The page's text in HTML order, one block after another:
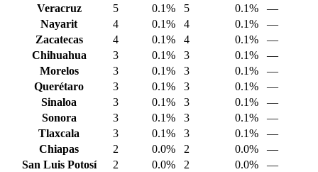
Veracruz
5 0.1% 5 0.1%
—
Nayarit
4 0.1% 4 0.1%
—
Zacatecas
4 0.1% 4 0.1%
—
Chihuahua
3 0.1% 3 0.1%
—
Morelos
3 0.1% 3 0.1%
—
Querétaro
3 0.1% 3 0.1%
—
Sinaloa
3 0.1% 3 0.1%
—
Sonora
3 0.1% 3 0.1%
—
Tlaxcala
3 0.1% 3 0.1%
—
Chiapas
2 0.0% 2 0.0%
—
San Luis Potosí
2 0.0% 2 0.0%
—